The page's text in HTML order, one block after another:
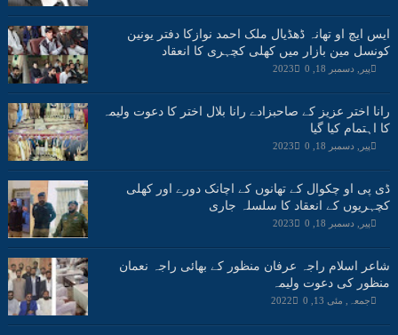
ایس ایچ او تھانہ ڈھڈیال ملک احمد نوازکا دفتر یونین
کونسل مین بازار میں کھلی کچہری کا انعقاد
پیر, دسمبر 18, 2023 0
رانا اختر عزیز کے صاحبزادے رانا بلال اختر کا دعوت ولیمہ
کا اہتمام کیا گیا
پیر, دسمبر 18, 2023 0
ڈی پی او چکوال کے تھانوں کے اچانک دورے اور کھلی
کچہریوں کے انعقاد کا سلسلہ جاری
پیر, دسمبر 18, 2023 0
شاعر اسلام راجہ عرفان منظور کے بھائی راجہ نعمان
منظور کی دعوت ولیمہ
جمعہ, مئی 13, 2022 0